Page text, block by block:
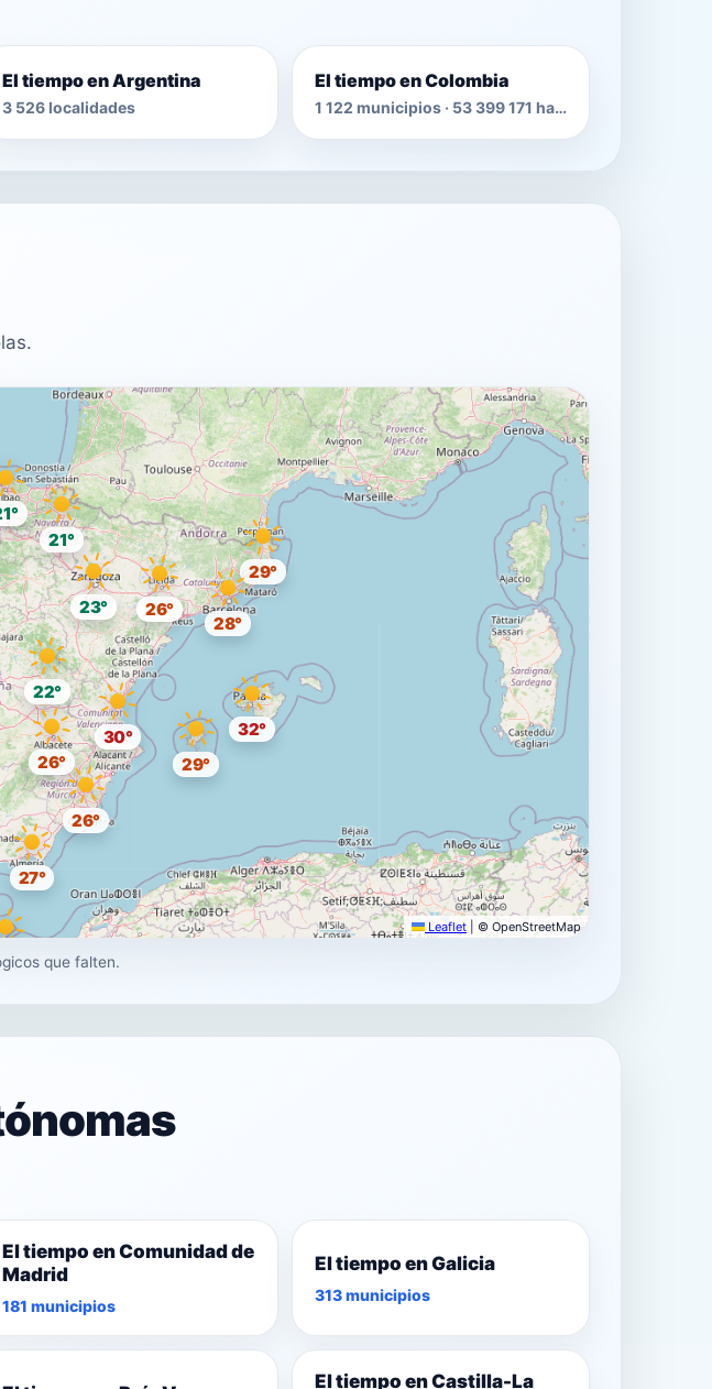
El tiempo en Argentina
3 526 localidades
El tiempo en Colombia
1 122 municipios · 53 399 171 habitantes
28°
30°
23°
26°
32°
21°
27°
26°
26°
29°
22°
29°
Leaflet © OpenStreetMap
que falten.
El tiempo en Comunidad de
Madrid
181 municipios
El tiempo en Galicia
313 municipios
El tiempo en Castilla-La